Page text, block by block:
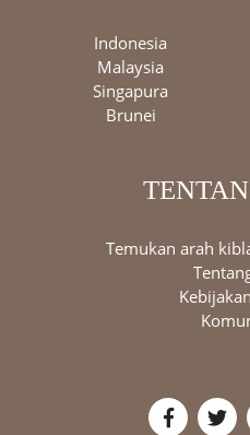
Indonesia
Malaysia
Singapura
Brunei
Temukan arah